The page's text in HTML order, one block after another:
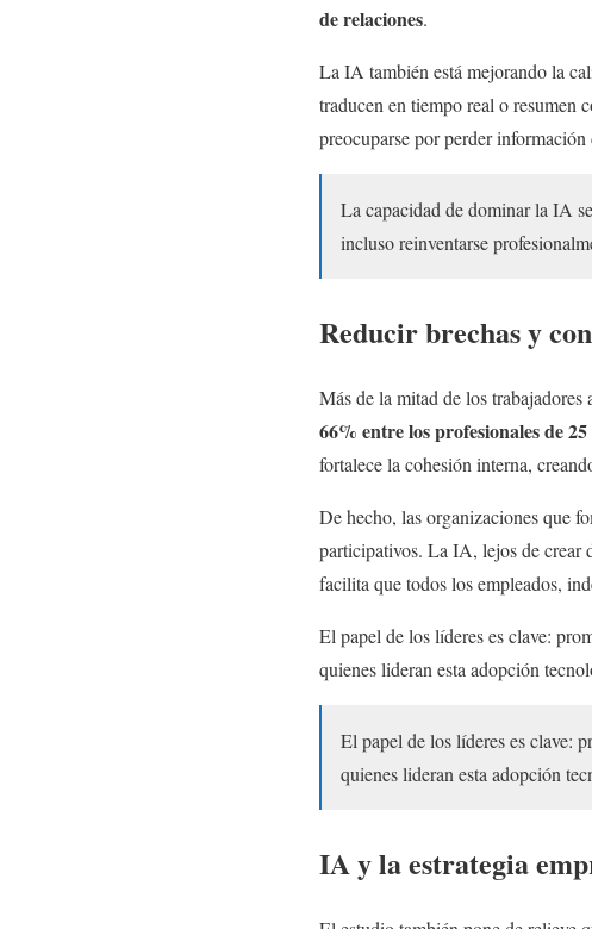
de relaciones.
La IA también está mejorando la
traducen en tiempo real o resumen
preocuparse por perder información
La capacidad de dominar la IA
incluso reinventarse
Reducir brechas y
Más de la mitad de los
66% entre los profesionales de 25
fortalece la cohesión interna,
De hecho, las organizaciones que
participativos. La IA, lejos de crear
facilita que todos los empleados,
El papel de los líderes es clave:
quienes lideran esta adopción
El papel de los líderes es clave:
quienes lideran esta adopción
IA y la estrategia